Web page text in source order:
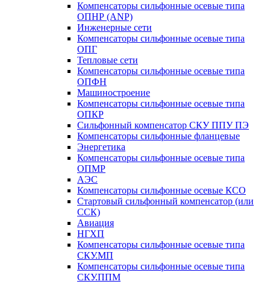
Компенсаторы сильфонные осевые типа
ОПНР (ANР)
Инженерные сети
Компенсаторы сильфонные осевые типа
ОПГ
Тепловые сети
Компенсаторы сильфонные осевые типа
ОПФН
Машиностроение
Компенсаторы сильфонные осевые типа
ОПКР
Сильфонный компенсатор СКУ ППУ ПЭ
Компенсаторы сильфонные фланцевые
Энергетика
Компенсаторы сильфонные осевые типа
ОПМР
АЭС
Компенсаторы сильфонные осевые КСО
Стартовый сильфонный компенсатор (или
ССК)
Авиация
НГХП
Компенсаторы сильфонные осевые типа
СКУ.МП
Компенсаторы сильфонные осевые типа
СКУ.ППМ